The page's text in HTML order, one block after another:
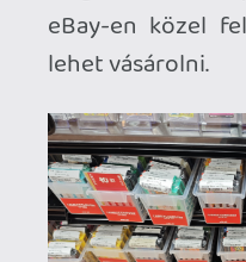
Tokióbaérkezés
természetesen
Ebben a negyedben
elektronikai üzletek és